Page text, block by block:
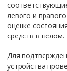
левого и
оценке
средств в целом.
Для
устройства